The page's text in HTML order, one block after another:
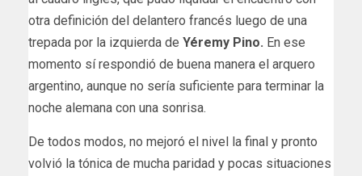
otra definición del delantero francés luego de una
trepada por la izquierda de Yéremy Pino. En ese
momento sí respondió de buena manera el arquero
argentino, aunque no sería suficiente para terminar la
noche alemana con una sonrisa.
De todos modos, no mejoró el nivel la final y pronto
volvió la tónica de mucha paridad y pocas situaciones